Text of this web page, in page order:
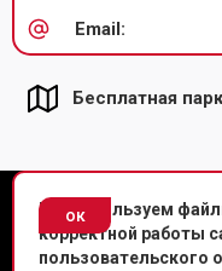
Email:
Бесплатная
ок
Мы используем
корректной работы
пользовательского
© Копировальный
Политика